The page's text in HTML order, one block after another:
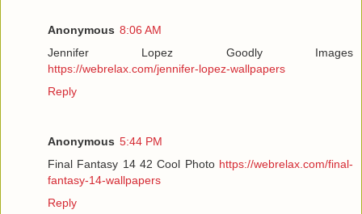
Anonymous 8:06 AM
Jennifer Lopez Goodly Images
https://webrelax.com/jennifer-lopez-wallpapers
Reply
Anonymous 5:44 PM
Final Fantasy 14 42 Cool Photo https://webrelax.com/final-
fantasy-14-wallpapers
Reply